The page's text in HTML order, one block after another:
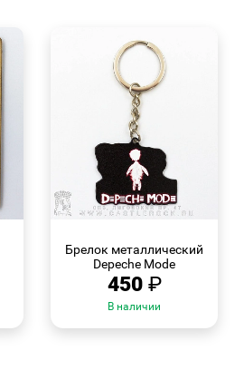
Брелок металлический
Depeche Mode
450 ₽
В наличии